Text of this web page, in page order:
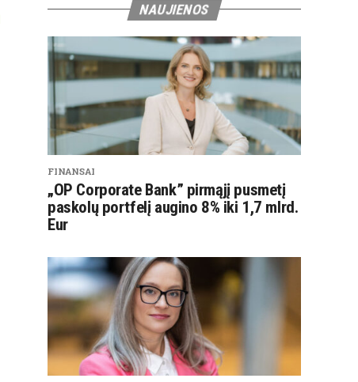
NAUJIENOS
FINANSAI
„OP Corporate Bank” pirmąjį pusmetį
paskolų portfelį augino 8% iki 1,7 mlrd.
Eur